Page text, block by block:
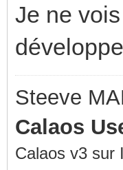
Je ne
Steeve
Calaos
Calaos v3 sur